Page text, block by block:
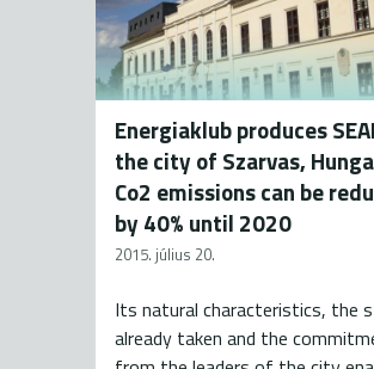
Energiaklub produces
the city of Szarvas,
Co2 emissions can be
by 40% until 2020
2015. július 20.
Its natural characteristics, the
already taken and the